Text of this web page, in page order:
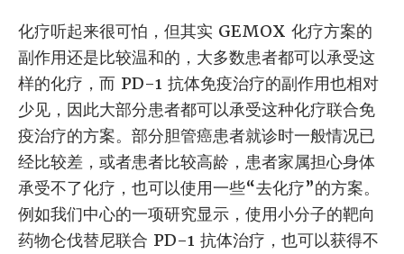
化疗听起来很可怕，但其实 GEMOX 化疗方案的
副作用还是比较温和的，大多数患者都可以承受这
样的化疗，而 PD-1 抗体免疫治疗的副作用也相对
少见，因此大部分患者都可以承受这种化疗联合免
疫治疗的方案。部分胆管癌患者就诊时一般情况已
经比较差，或者患者比较高龄，患者家属担心身体
承受不了化疗，也可以使用一些“去化疗”的方案。
例如我们中心的一项研究显示，使用小分子的靶向
药物仑伐替尼联合 PD-1 抗体治疗，也可以获得不